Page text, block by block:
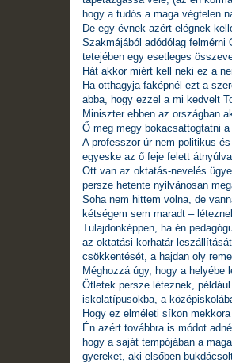
hogy a tudós a maga végtelen
De egy évnek azért elégnek
Szakmájából adódólag felmérni
tetejében egy esetleges
Hát akkor miért kell neki ez a
Ha otthagyja faképnél ezt a
abba, hogy ezzel a mi kedvelt
Miniszter ebben az országban
Ő meg megy bokacsattogtatni
A professzor úr nem politikus
egyeske az ő feje felett
Ott van az oktatás-nevelés
persze hetente nyilvánosan
Soha nem hittem volna, de
kétségem sem maradt –
Tulajdonképpen, ha én
az oktatási korhatár
csökkentését, a hajdan oly
Méghozzá úgy, hogy a helyébe
Ötletek persze léteznek,
iskolatípusokba, a
Hogy ez elméleti síkon
Én azért továbbra is módot
hogy a saját tempójában a
gyereket, aki elsőben